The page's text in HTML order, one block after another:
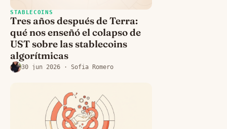
STABLECOINS
Tres años después de Terra:
qué nos enseñó el colapso de
UST sobre las stablecoins
algorítmicas
30 jun 2026 · Sofia Romero